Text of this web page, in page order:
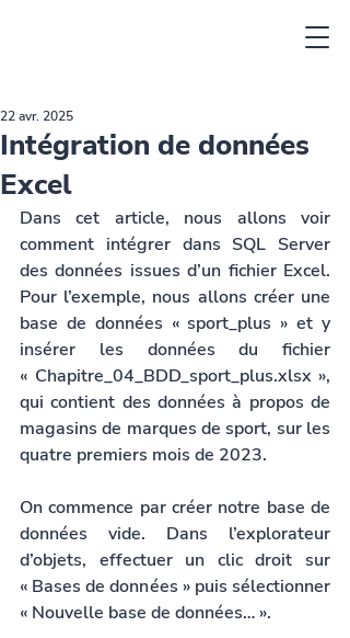
Intégration de données
Excel
22 avr. 2025
Dans cet article, nous allons voir
comment intégrer dans SQL Server
des données issues d’un fichier Excel.
Pour l’exemple, nous allons créer une
base de données « sport_plus » et y
insérer les données du fichier
« Chapitre_04_BDD_sport_plus.xlsx »,
qui contient des données à propos de
magasins de marques de sport, sur les
quatre premiers mois de 2023.
On commence par créer notre base de
données vide. Dans l’explorateur
d’objets, effectuer un clic droit sur
« Bases de données » puis sélectionner
« Nouvelle base de données… ».